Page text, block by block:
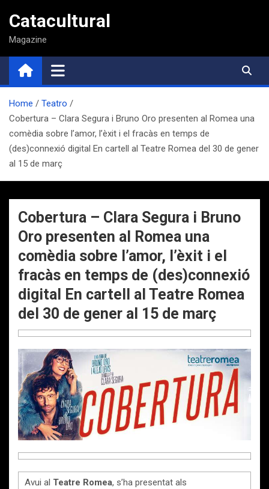
contenido
Catacultural
Magazine
Home
Teatro
Cobertura – Clara Segura i Bruno Oro presenten al Romea una
comèdia sobre l’amor, l’èxit i el fracàs en temps de
(des)connexió digital En cartell al Teatre Romea del 30 de gener
al 15 de març
Cobertura – Clara Segura i Bruno
Oro presenten al Romea una
comèdia sobre l’amor, l’èxit i el
fracàs en temps de (des)connexió
digital En cartell al Teatre Romea
del 30 de gener al 15 de març
Avui al Teatre Romea, s’ha presentat als